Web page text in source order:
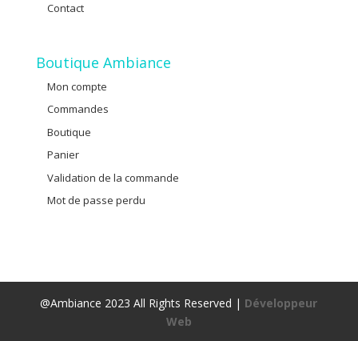
Contact
Boutique Ambiance
Mon compte
Commandes
Boutique
Panier
Validation de la commande
Mot de passe perdu
@Ambiance 2023 All Rights Reserved | Développeur
Web